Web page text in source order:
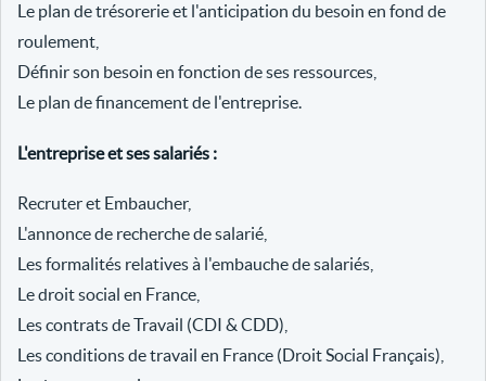
Le plan de trésorerie et l'anticipation du besoin en fond de
roulement,
Définir son besoin en fonction de ses ressources,
Le plan de financement de l'entreprise.
L'entreprise et ses salariés :
Recruter et Embaucher,
L'annonce de recherche de salarié,
Les formalités relatives à l'embauche de salariés,
Le droit social en France,
Les contrats de Travail (CDI & CDD),
Les conditions de travail en France (Droit Social Français),